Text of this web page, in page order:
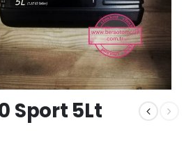
Sport 5Lt